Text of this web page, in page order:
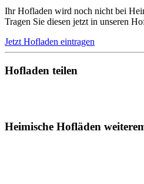
Ihr Hofladen wird noch nicht bei
Tragen Sie diesen jetzt in unseren
Jetzt Hofladen eintragen
Hofladen teilen
Heimische Hofläden